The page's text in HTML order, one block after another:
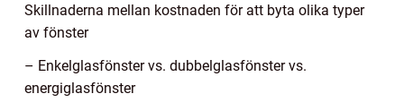
Skillnaderna mellan kostnaden för att byta olika typer
av fönster
– Enkelglasfönster vs. dubbelglasfönster vs.
energiglasfönster